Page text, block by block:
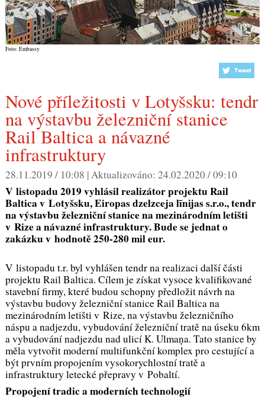
Foto: Embassy
Nové příležitosti v Lotyšsku: tendr
na výstavbu železniční stanice
Rail Baltica a návazné
infrastruktury
28.11.2019 / 10:08 | Aktualizováno: 24.02.2020 / 09:10
V listopadu 2019 vyhlásil realizátor projektu Rail
Baltica v Lotyšsku, Eiropas dzelzceja līnijas s.r.o., tendr
na výstavbu železniční stanice na mezinárodním letišti
v Rize a návazné infrastruktury. Bude se jednat o
zakázku v hodnotě 250-280 mil eur.
V listopadu t.r. byl vyhlášen tendr na realizaci další části
projektu Rail Baltica. Cílem je získat vysoce kvalifikované
stavební firmy, které budou schopny předložit návrh na
výstavbu budovy železniční stanice Rail Baltica na
mezinárodním letišti v Rize, na výstavbu železničního
náspu a nadjezdu, vybudování železniční tratě na úseku 6km
a vybudování nadjezdu nad ulicí K. Ulmaņa. Tato stanice by
měla vytvořit moderní multifunkční komplex pro cestující a
být prvním propojením vysokorychlostní tratě a
infrastruktury letecké přepravy v Pobaltí.
Propojení tradic a moderních technologií